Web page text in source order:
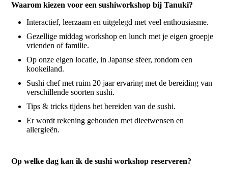
Waarom kiezen voor een sushiworkshop bij Tanuki?
Interactief, leerzaam en uitgelegd met veel enthousiasme.
Gezellige middag workshop en lunch met je eigen groepje
vrienden of familie.
Op onze eigen locatie, in Japanse sfeer, rondom een
kookeiland.
Sushi chef met ruim 20 jaar ervaring met de bereiding van
verschillende soorten sushi.
Tips & tricks tijdens het bereiden van de sushi.
Er wordt rekening gehouden met dieetwensen en
allergieën.
Op welke dag kan ik de sushi workshop reserveren?